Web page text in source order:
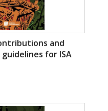
and
for ISA